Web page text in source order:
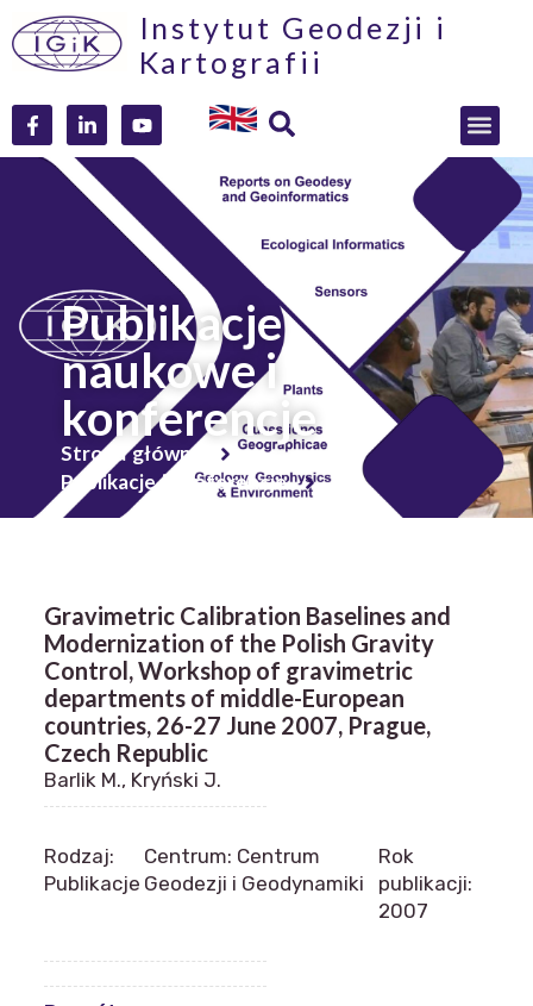
Instytut Geodezji i
Kartografii
Publikacje
naukowe i
konferencje
Strona główna
Publikacje i konferencje
Gravimetric Calibration Baselines and
Modernization of the Polish Gravity
Control, Workshop of gravimetric
departments of middle-European
countries, 26-27 June 2007, Prague,
Czech Republic
Barlik M., Kryński J.
Rodzaj:
Publikacje
Centrum: Centrum
Geodezji i Geodynamiki
Rok
publikacji:
2007